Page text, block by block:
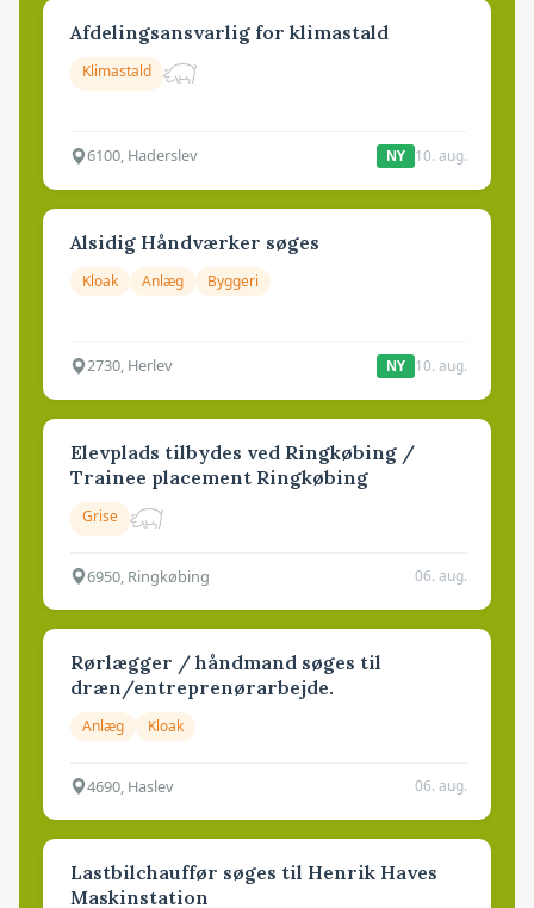
Afdelingsansvarlig for klimastald
Klimastald
6100, Haderslev NY 10. aug.
Alsidig Håndværker søges
Kloak Anlæg Byggeri
2730, Herlev NY 10. aug.
Elevplads tilbydes ved Ringkøbing /
Trainee placement Ringkøbing
Grise
6950, Ringkøbing 06. aug.
Rørlægger / håndmand søges til
dræn/entreprenørarbejde.
Anlæg Kloak
4690, Haslev 06. aug.
Lastbilchauffør søges til Henrik Haves
Maskinstation